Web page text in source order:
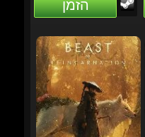
-26%
₪283.75ils
₪208.85